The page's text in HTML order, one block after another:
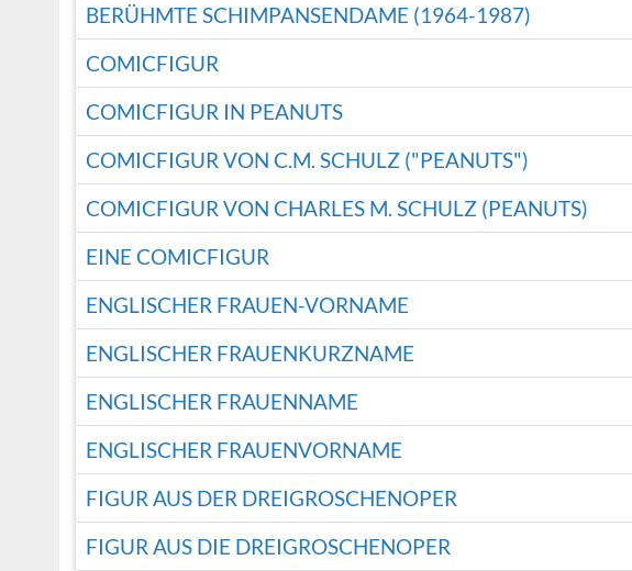
BERÜHMTE SCHIMPANSENDAME (1964-1987)
COMICFIGUR
COMICFIGUR IN PEANUTS
COMICFIGUR VON C.M. SCHULZ ("PEANUTS")
COMICFIGUR VON CHARLES M. SCHULZ (PEANUTS)
EINE COMICFIGUR
ENGLISCHER FRAUEN-VORNAME
ENGLISCHER FRAUENKURZNAME
ENGLISCHER FRAUENNAME
ENGLISCHER FRAUENVORNAME
FIGUR AUS DER DREIGROSCHENOPER
FIGUR AUS DIE DREIGROSCHENOPER